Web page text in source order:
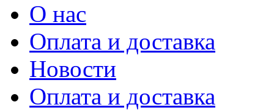
О нас
Оплата и доставка
Новости
Оплата и доставка